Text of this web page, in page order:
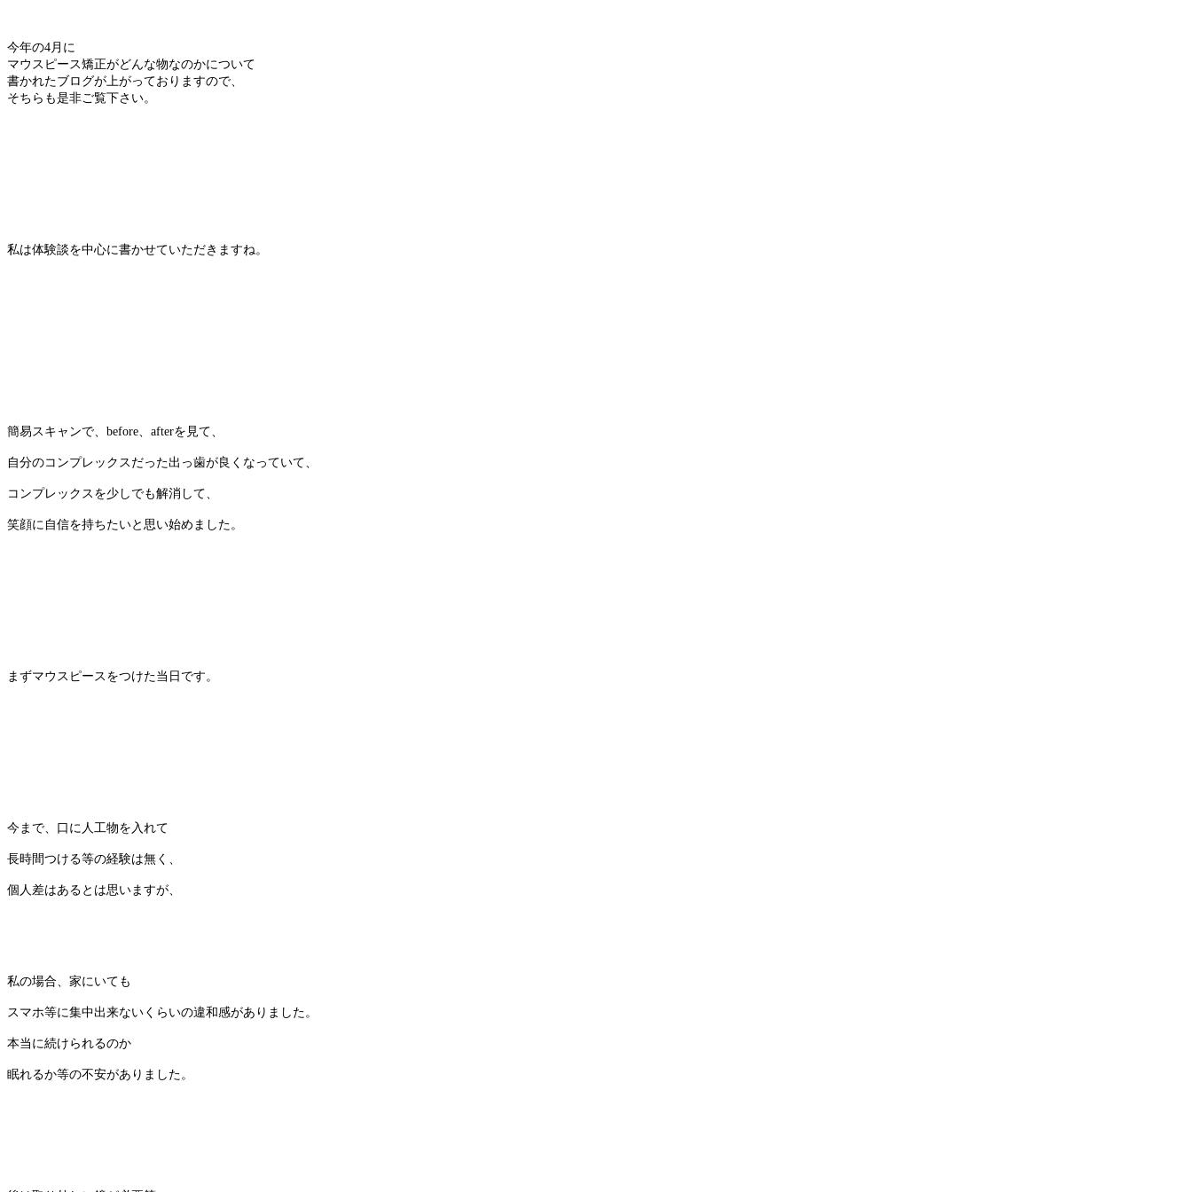
今年の4月に
マウスピース矯正がどんな物なのかについて
書かれたブログが上がっておりますので、
そちらも是非ご覧下さい。
私は体験談を中心に書かせていただきますね。
簡易スキャンで、before、afterを見て、
自分のコンプレックスだった出っ歯が良くなっていて、
コンプレックスを少しでも解消して、
笑顔に自信を持ちたいと思い始めました。
まずマウスピースをつけた当日です。
今まで、口に人工物を入れて
長時間つける等の経験は無く、
個人差はあるとは思いますが、
私の場合、家にいても
スマホ等に集中出来ないくらいの違和感がありました。
本当に続けられるのか
眠れるか等の不安がありました。